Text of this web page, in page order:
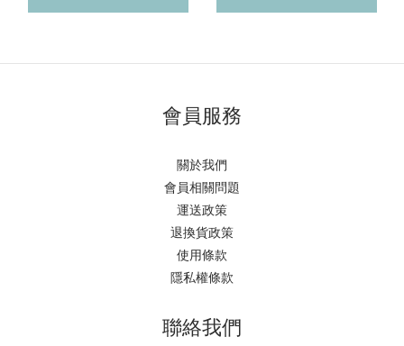
會員服務
關於我們
會員相關問題
運送政策
退換貨政策
使用條款
隱私權條款
聯絡我們